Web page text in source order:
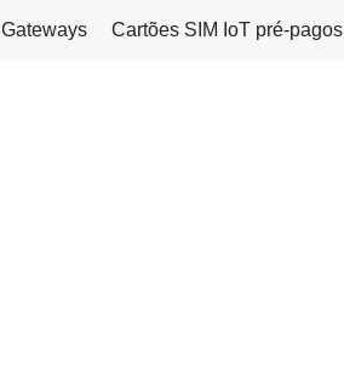
Gateways Cartões SIM IoT pré-pagos